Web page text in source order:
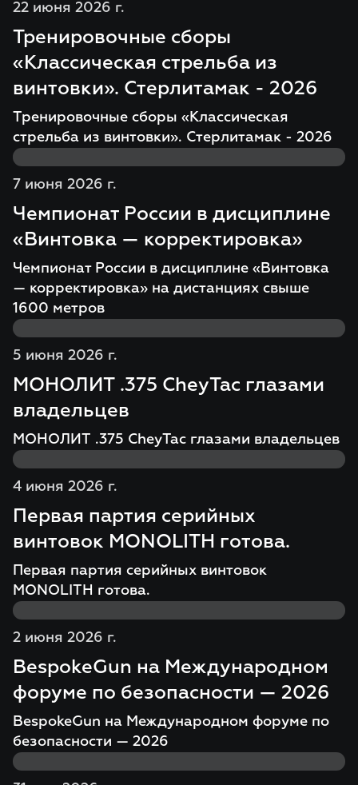
22 июня 2026 г.
Тренировочные сборы
«Классическая стрельба из
винтовки». Стерлитамак - 2026
Тренировочные сборы «Классическая
стрельба из винтовки». Стерлитамак - 2026
7 июня 2026 г.
Чемпионат России в дисциплине
«Винтовка — корректировка»
Чемпионат России в дисциплине «Винтовка
— корректировка» на дистанциях свыше
1600 метров
5 июня 2026 г.
МОНОЛИТ .375 CheyTac глазами
владельцев
МОНОЛИТ .375 CheyTac глазами владельцев
4 июня 2026 г.
Первая партия серийных
винтовок MONOLITH готова.
Первая партия серийных винтовок
MONOLITH готова.
2 июня 2026 г.
BespokeGun на Международном
форуме по безопасности — 2026
BespokeGun на Международном форуме по
безопасности — 2026